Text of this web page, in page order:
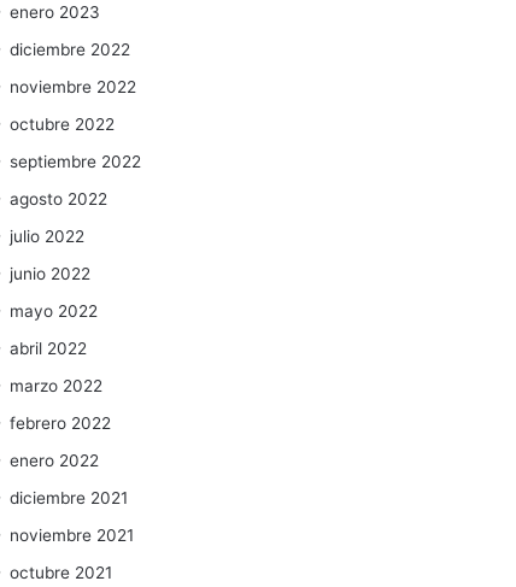
enero 2023
diciembre 2022
noviembre 2022
octubre 2022
septiembre 2022
agosto 2022
julio 2022
junio 2022
mayo 2022
abril 2022
marzo 2022
febrero 2022
enero 2022
diciembre 2021
noviembre 2021
octubre 2021